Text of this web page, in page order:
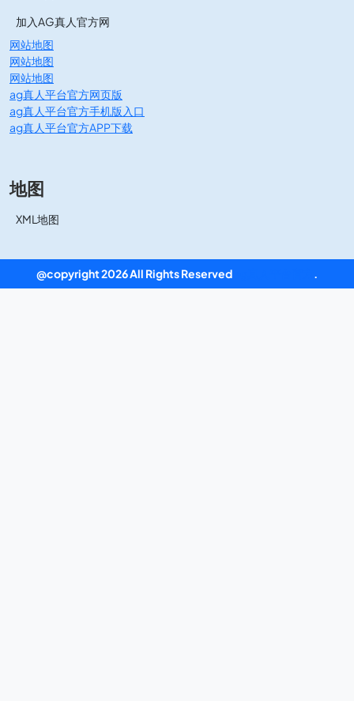
加入AG真人官方网
网站地图
网站地图
网站地图
ag真人平台官方网页版
ag真人平台官方手机版入口
ag真人平台官方APP下载
地图
XML地图
@copyright 2026 All Rights Reserved .